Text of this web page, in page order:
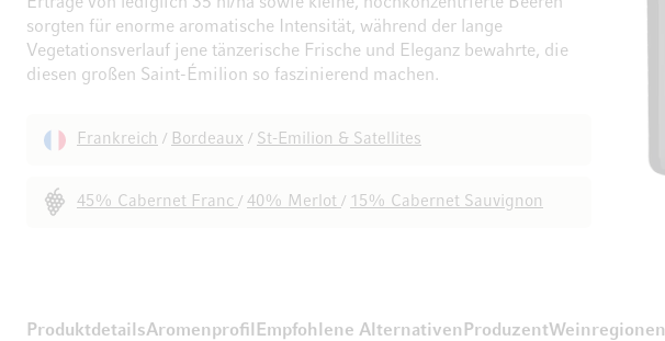
sorgten für enorme aromatische Intensität, während der lange
Vegetationsverlauf jene tänzerische Frische und Eleganz bewahrte, die
diesen großen Saint-Émilion so faszinierend machen.
Frankreich / Bordeaux / St-Emilion & Satellites
45% Cabernet Franc / 40% Merlot / 15% Cabernet Sauvignon
ProduktdetailsAromenprofil Empfohlene Alternativen ProduzentWeinregionen